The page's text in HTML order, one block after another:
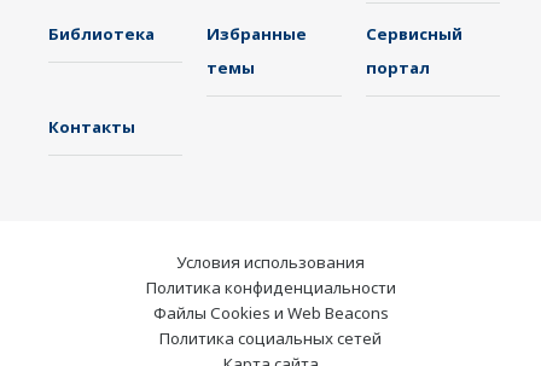
Библиотека
Избранные
темы
Сервисный
портал
Контакты
Условия использования
Политика конфиденциальности
Файлы Cookies и Web Beacons
Политика социальных сетей